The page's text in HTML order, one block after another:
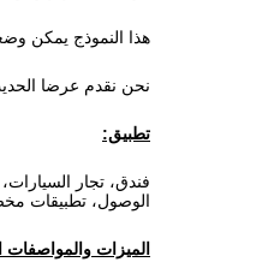
هذا النموذج يمكن
نحن نقدم عرضا
تطبيق:
فندق، تجار
الوصول، تطبيقات
الميزات والمواصفات